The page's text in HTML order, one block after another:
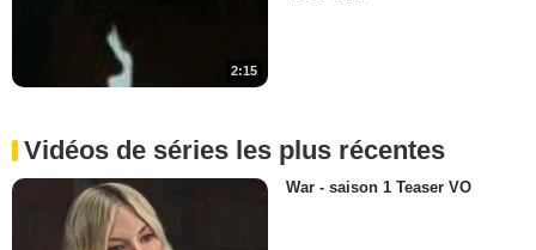
2:15
Vidéos de séries les plus récentes
War - saison 1 Teaser VO